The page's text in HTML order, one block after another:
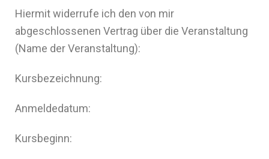
Hiermit widerrufe ich den von mir
abgeschlossenen Vertrag über die Veranstaltung
(Name der Veranstaltung):
Kursbezeichnung:
Anmeldedatum:
Kursbeginn: